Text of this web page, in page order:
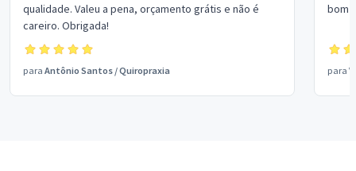
qualidade. Valeu a pena, orçamento grátis e não é
careiro. Obrigada!
para Antônio Santos /Quiropraxia
bom
para